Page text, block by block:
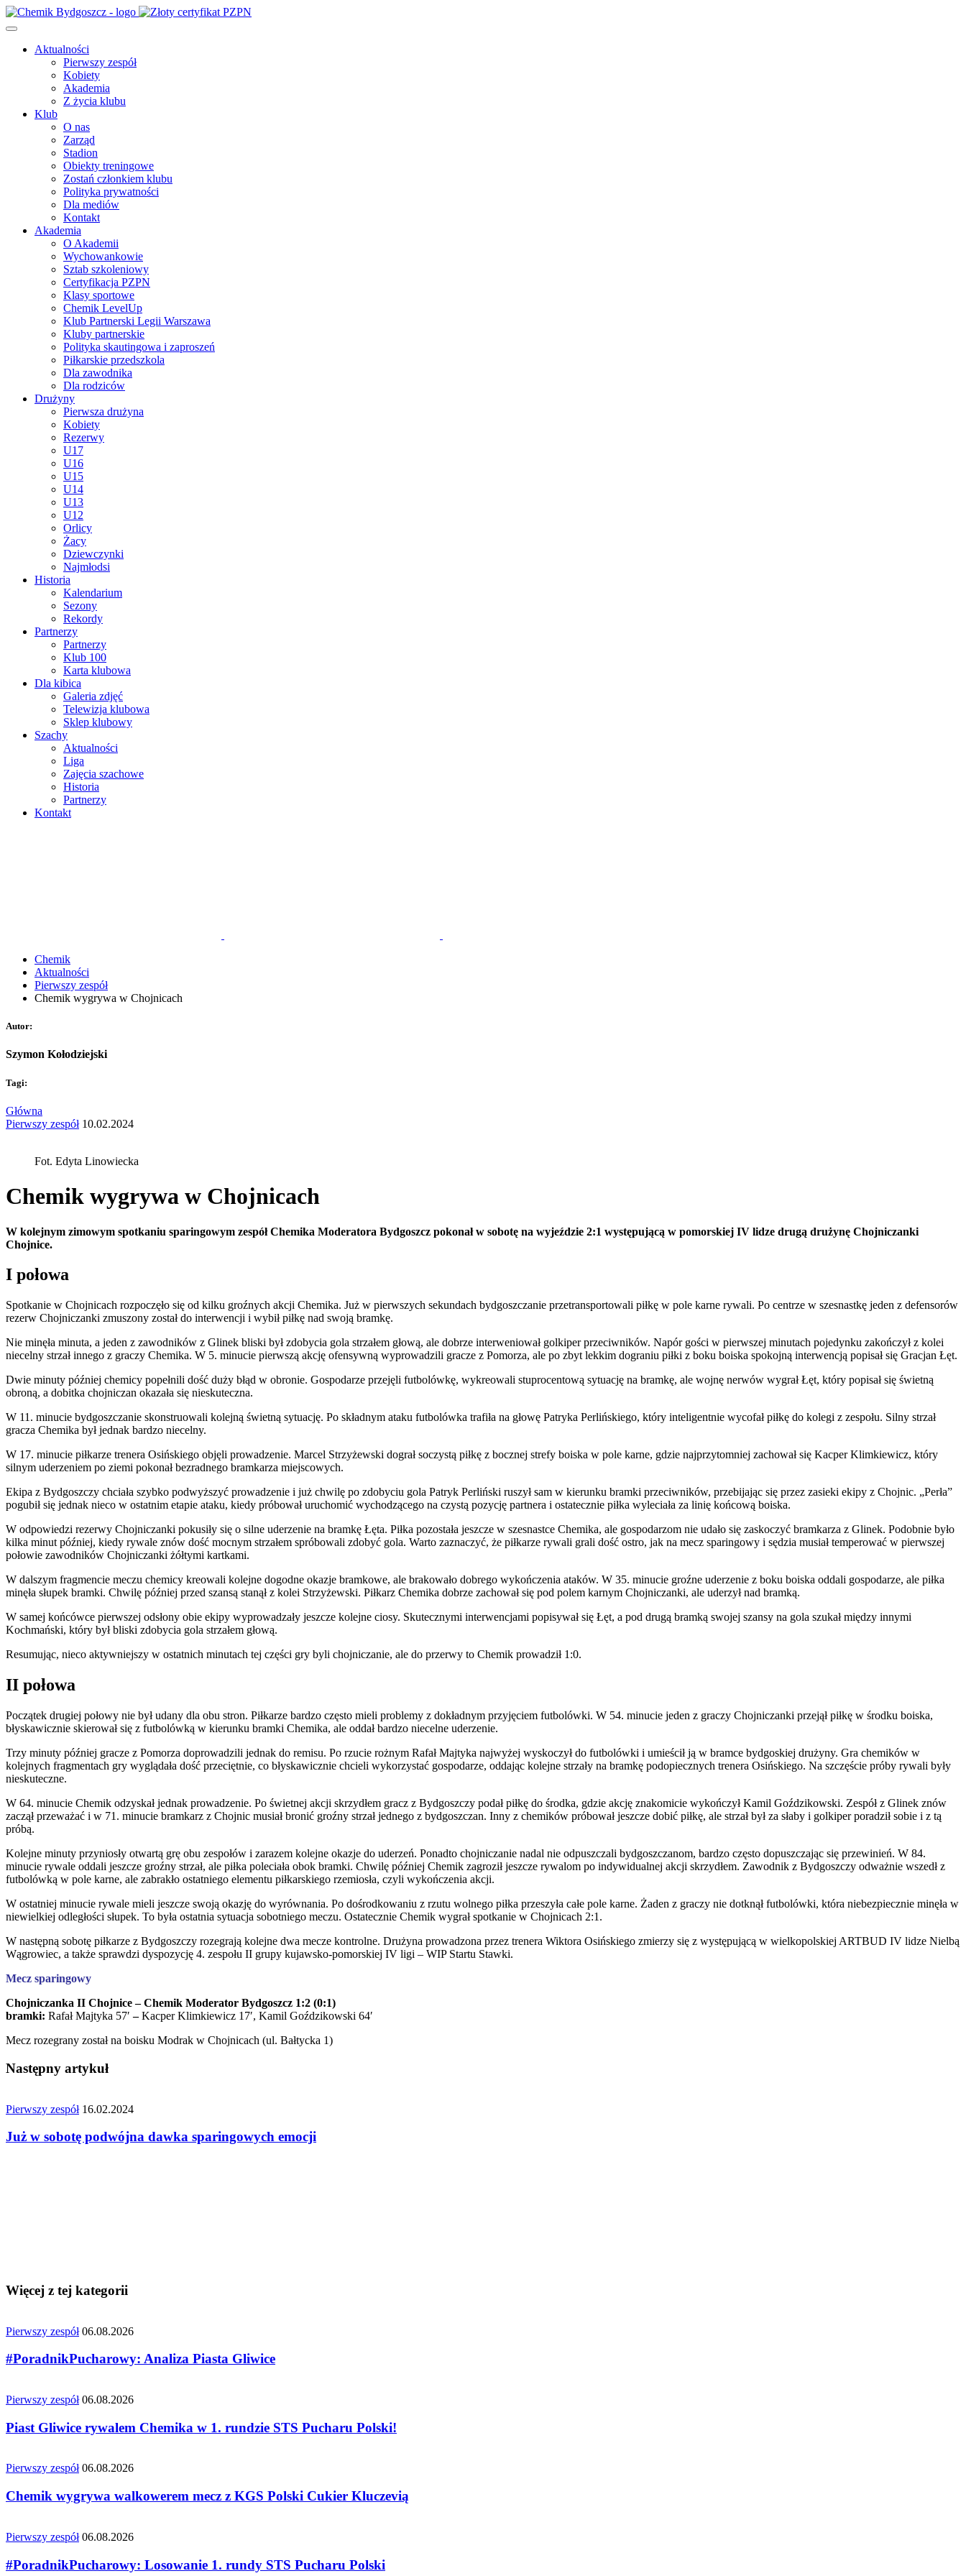
Aktualności
Pierwszy zespół
Kobiety
Akademia
Z życia klubu
Klub
O nas
Zarząd
Stadion
Obiekty treningowe
Zostań członkiem klubu
Polityka prywatności
Dla mediów
Kontakt
Akademia
O Akademii
Wychowankowie
Sztab szkoleniowy
Certyfikacja PZPN
Klasy sportowe
Chemik LevelUp
Klub Partnerski Legii Warszawa
Kluby partnerskie
Polityka skautingowa i zaproszeń
Piłkarskie przedszkola
Dla zawodnika
Dla rodziców
Drużyny
Pierwsza drużyna
Kobiety
Rezerwy
U17
U16
U15
U14
U13
U12
Orlicy
Żacy
Dziewczynki
Najmłodsi
Historia
Kalendarium
Sezony
Rekordy
Partnerzy
Partnerzy
Klub 100
Karta klubowa
Dla kibica
Galeria zdjęć
Telewizja klubowa
Sklep klubowy
Szachy
Aktualności
Liga
Zajęcia szachowe
Historia
Partnerzy
Kontakt
Chemik
Aktualności
Pierwszy zespół
Chemik wygrywa w Chojnicach
Autor:
Szymon Kołodziejski
Tagi:
Główna
Pierwszy zespół 10.02.2024
Fot. Edyta Linowiecka
Chemik wygrywa w Chojnicach
W kolejnym zimowym spotkaniu sparingowym zespół Chemika Moderatora Bydgoszcz pokonał w sobotę na wyjeździe 2:1 występującą w pomorskiej IV lidze drugą drużynę Chojniczanki
Chojnice.
I połowa
Spotkanie w Chojnicach rozpoczęło się od kilku groźnych akcji Chemika. Już w pierwszych sekundach bydgoszczanie przetransportowali piłkę w pole karne rywali. Po centrze w szesnastkę jeden z defensorów
rezerw Chojniczanki zmuszony został do interwencji i wybił piłkę nad swoją bramkę.
Nie minęła minuta, a jeden z zawodników z Glinek bliski był zdobycia gola strzałem głową, ale dobrze interweniował golkiper przeciwników. Napór gości w pierwszej minutach pojedynku zakończył z kolei
niecelny strzał innego z graczy Chemika. W 5. minucie pierwszą akcję ofensywną wyprowadzili gracze z Pomorza, ale po zbyt lekkim dograniu piłki z boku boiska spokojną interwencją popisał się Gracjan Łęt.
Dwie minuty później chemicy popełnili dość duży błąd w obronie. Gospodarze przejęli futbolówkę, wykreowali stuprocentową sytuację na bramkę, ale wojnę nerwów wygrał Łęt, który popisał się świetną
obroną, a dobitka chojniczan okazała się nieskuteczna.
W 11. minucie bydgoszczanie skonstruowali kolejną świetną sytuację. Po składnym ataku futbolówka trafiła na głowę Patryka Perlińskiego, który inteligentnie wycofał piłkę do kolegi z zespołu. Silny strzał
gracza Chemika był jednak bardzo niecelny.
W 17. minucie piłkarze trenera Osińskiego objęli prowadzenie. Marcel Strzyżewski dograł soczystą piłkę z bocznej strefy boiska w pole karne, gdzie najprzytomniej zachował się Kacper Klimkiewicz, który
silnym uderzeniem po ziemi pokonał bezradnego bramkarza miejscowych.
Ekipa z Bydgoszczy chciała szybko podwyższyć prowadzenie i już chwilę po zdobyciu gola Patryk Perliński ruszył sam w kierunku bramki przeciwników, przebijając się przez zasieki ekipy z Chojnic. „Perła”
pogubił się jednak nieco w ostatnim etapie ataku, kiedy próbował uruchomić wychodzącego na czystą pozycję partnera i ostatecznie piłka wyleciała za linię końcową boiska.
W odpowiedzi rezerwy Chojniczanki pokusiły się o silne uderzenie na bramkę Łęta. Piłka pozostała jeszcze w szesnastce Chemika, ale gospodarzom nie udało się zaskoczyć bramkarza z Glinek. Podobnie było
kilka minut później, kiedy rywale znów dość mocnym strzałem spróbowali zdobyć gola. Warto zaznaczyć, że piłkarze rywali grali dość ostro, jak na mecz sparingowy i sędzia musiał temperować w pierwszej
połowie zawodników Chojniczanki żółtymi kartkami.
W dalszym fragmencie meczu chemicy kreowali kolejne dogodne okazje bramkowe, ale brakowało dobrego wykończenia ataków. W 35. minucie groźne uderzenie z boku boiska oddali gospodarze, ale piłka
minęła słupek bramki. Chwilę później przed szansą stanął z kolei Strzyżewski. Piłkarz Chemika dobrze zachował się pod polem karnym Chojniczanki, ale uderzył nad bramką.
W samej końcówce pierwszej odsłony obie ekipy wyprowadzały jeszcze kolejne ciosy. Skutecznymi interwencjami popisywał się Łęt, a pod drugą bramką swojej szansy na gola szukał między innymi
Kochmański, który był bliski zdobycia gola strzałem głową.
Resumując, nieco aktywniejszy w ostatnich minutach tej części gry byli chojniczanie, ale do przerwy to Chemik prowadził 1:0.
II połowa
Początek drugiej połowy nie był udany dla obu stron. Piłkarze bardzo często mieli problemy z dokładnym przyjęciem futbolówki. W 54. minucie jeden z graczy Chojniczanki przejął piłkę w środku boiska,
błyskawicznie skierował się z futbolówką w kierunku bramki Chemika, ale oddał bardzo niecelne uderzenie.
Trzy minuty później gracze z Pomorza doprowadzili jednak do remisu. Po rzucie rożnym Rafał Majtyka najwyżej wyskoczył do futbolówki i umieścił ją w bramce bydgoskiej drużyny. Gra chemików w
kolejnych fragmentach gry wyglądała dość przeciętnie, co błyskawicznie chcieli wykorzystać gospodarze, oddając kolejne strzały na bramkę podopiecznych trenera Osińskiego. Na szczęście próby rywali były
nieskuteczne.
W 64. minucie Chemik odzyskał jednak prowadzenie. Po świetnej akcji skrzydłem gracz z Bydgoszczy podał piłkę do środka, gdzie akcję znakomicie wykończył Kamil Goździkowski. Zespół z Glinek znów
zaczął przeważać i w 71. minucie bramkarz z Chojnic musiał bronić groźny strzał jednego z bydgoszczan. Inny z chemików próbował jeszcze dobić piłkę, ale strzał był za słaby i golkiper poradził sobie i z tą
próbą.
Kolejne minuty przyniosły otwartą grę obu zespołów i zarazem kolejne okazje do uderzeń. Ponadto chojniczanie nadal nie odpuszczali bydgoszczanom, bardzo często dopuszczając się przewinień. W 84.
minucie rywale oddali jeszcze groźny strzał, ale piłka poleciała obok bramki. Chwilę później Chemik zagroził jeszcze rywalom po indywidualnej akcji skrzydłem. Zawodnik z Bydgoszczy odważnie wszedł z
futbolówką w pole karne, ale zabrakło ostatniego elementu piłkarskiego rzemiosła, czyli wykończenia akcji.
W ostatniej minucie rywale mieli jeszcze swoją okazję do wyrównania. Po dośrodkowaniu z rzutu wolnego piłka przeszyła całe pole karne. Żaden z graczy nie dotknął futbolówki, która niebezpiecznie minęła w
niewielkiej odległości słupek. To była ostatnia sytuacja sobotniego meczu. Ostatecznie Chemik wygrał spotkanie w Chojnicach 2:1.
W następną sobotę piłkarze z Bydgoszczy rozegrają kolejne dwa mecze kontrolne. Drużyna prowadzona przez trenera Wiktora Osińskiego zmierzy się z występującą w wielkopolskiej ARTBUD IV lidze Nielbą
Wągrowiec, a także sprawdzi dyspozycję 4. zespołu II grupy kujawsko-pomorskiej IV ligi – WIP Startu Stawki.
Mecz sparingowy
Chojniczanka II Chojnice – Chemik Moderator Bydgoszcz 1:2 (0:1)
bramki: Rafał Majtyka 57′–Kacper Klimkiewicz 17′, Kamil Goździkowski 64′
Mecz rozegrany został na boisku Modrak w Chojnicach (ul. Bałtycka 1)
Następny artykuł
Pierwszy zespół 16.02.2024
Już w sobotę podwójna dawka sparingowych emocji
Więcej z tej kategorii
Pierwszy zespół 06.08.2026
#PoradnikPucharowy: Analiza Piasta Gliwice
Pierwszy zespół 06.08.2026
Piast Gliwice rywalem Chemika w 1. rundzie STS Pucharu Polski!
Pierwszy zespół 06.08.2026
Chemik wygrywa walkowerem mecz z KGS Polski Cukier Kluczevią
Pierwszy zespół 06.08.2026
#PoradnikPucharowy: Losowanie 1. rundy STS Pucharu Polski